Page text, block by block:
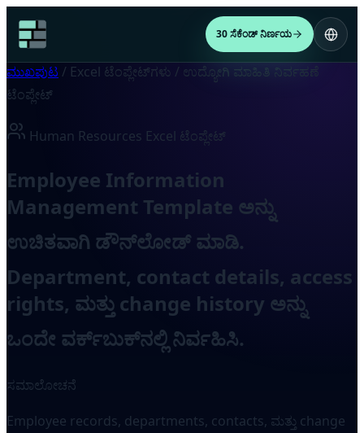
30 ಸೆಕೆಂಡ್ ನಿರ್ಣಯ
ಮುಖಪುಟ / Excel ಟೆಂಪ್ಲೇಟ್‌ಗಳು / ಉದ್ಯೋಗಿ ಮಾಹಿತಿ ನಿರ್ವಹಣೆ
ಟೆಂಪ್ಲೇಟ್
Human Resources Excel ಟೆಂಪ್ಲೇಟ್
Employee Information
Management Template ಅನ್ನು
ಉಚಿತವಾಗಿ ಡೌನ್‌ಲೋಡ್ ಮಾಡಿ.
Department, contact details, access
rights, ಮತ್ತು change history ಅನ್ನು
ಒಂದೇ ವರ್ಕ್‌ಬುಕ್‌ನಲ್ಲಿ ನಿರ್ವಹಿಸಿ.
ಸಮಾಲೋಚನೆ
Employee records, departments, contacts, ಮತ್ತು change